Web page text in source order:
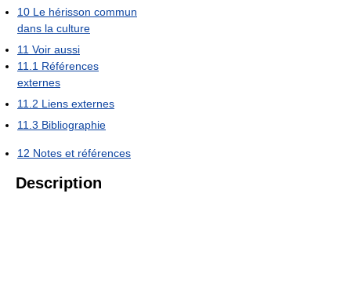
10 Le hérisson commun
dans la culture
11 Voir aussi
11.1 Références
externes
11.2 Liens externes
11.3 Bibliographie
12 Notes et références
Description